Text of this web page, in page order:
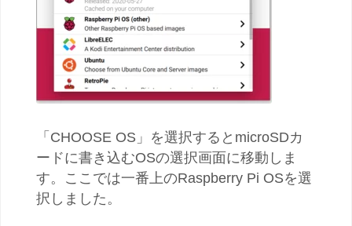
「CHOOSE OS」を選択するとmicroSDカ
ードに書き込むOSの選択画面に移動しま
す。ここでは一番上のRaspberry Pi OSを選
択しました。